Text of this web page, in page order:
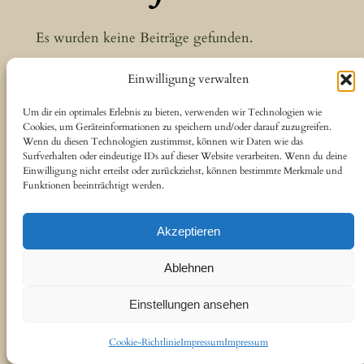
Einwilligung verwalten
Um dir ein optimales Erlebnis zu bieten, verwenden wir Technologien wie
Cookies, um Geräteinformationen zu speichern und/oder darauf zuzugreifen.
Wenn du diesen Technologien zustimmst, können wir Daten wie das
Surfverhalten oder eindeutige IDs auf dieser Website verarbeiten. Wenn du deine
Einwilligung nicht erteilst oder zurückziehst, können bestimmte Merkmale und
Funktionen beeinträchtigt werden.
Akzeptieren
Ablehnen
Einstellungen ansehen
Cookie-RichtlinieImpressumImpressum
Es wurden keine Beiträge gefunden.